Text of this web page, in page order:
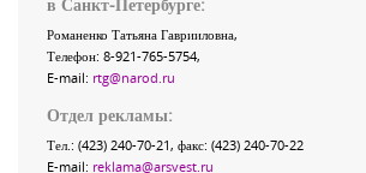
Романенко Татьяна Гаврииловна,
Телефон: 8-921-765-5754,
E-mail: rtg@narod.ru
Отдел рекламы:
Тел.: (423) 240-70-21, факс: (423) 240-70-22
E-mail: reklama@arsvest.ru